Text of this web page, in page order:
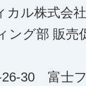
カル株式会社
ング部 販売
26-30 富士